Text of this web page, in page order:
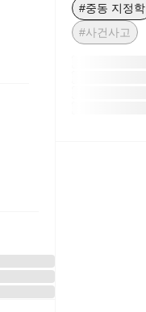
#중동 지정학
#사건사고